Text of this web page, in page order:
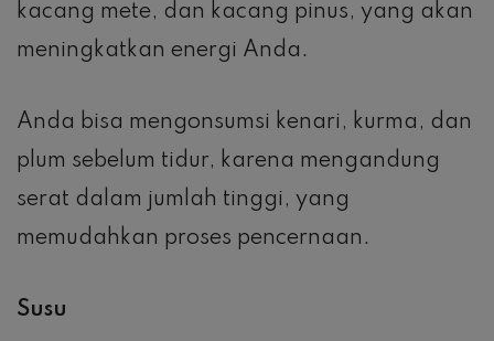
kacang mete, dan kacang pinus, yang akan
meningkatkan energi Anda.
Anda bisa mengonsumsi kenari, kurma, dan
plum sebelum tidur, karena mengandung
serat dalam jumlah tinggi, yang
memudahkan proses pencernaan.
Susu